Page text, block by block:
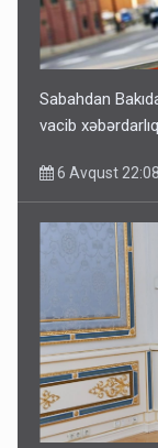
Sabahdan
vacib xəbərdarlıq
6 Avqust 22:08